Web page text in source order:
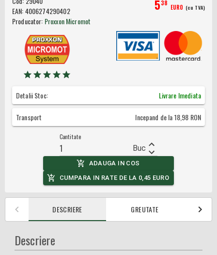
EAN:4006274290402
Producator: Proxxon Micromot
538
EURO (cu TVA)
Detalii Stoc: Livrare Imediata
Transport Incepand de la18,98 RON
Buc
Cantitate
ADAUGA IN COS
CUMPARA IN RATE DE LA 0,45 EURO
DESCRIERE GREUTATE
Descriere